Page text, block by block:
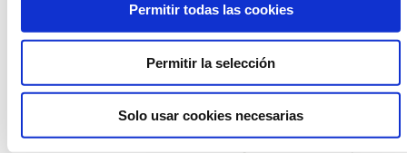
Permitir todas las cookies
Permitir la selección
Solo usar cookies necesarias
todas confinados en nuestras casas y por lo tanto o
realizamos compras on line, que es una opción, o nos
especial. En esta linea podemos realizar flores artesanas
de papel o repostería en forma de rosa o de libro para
pasar un buen rato con nuestra pareja o los más